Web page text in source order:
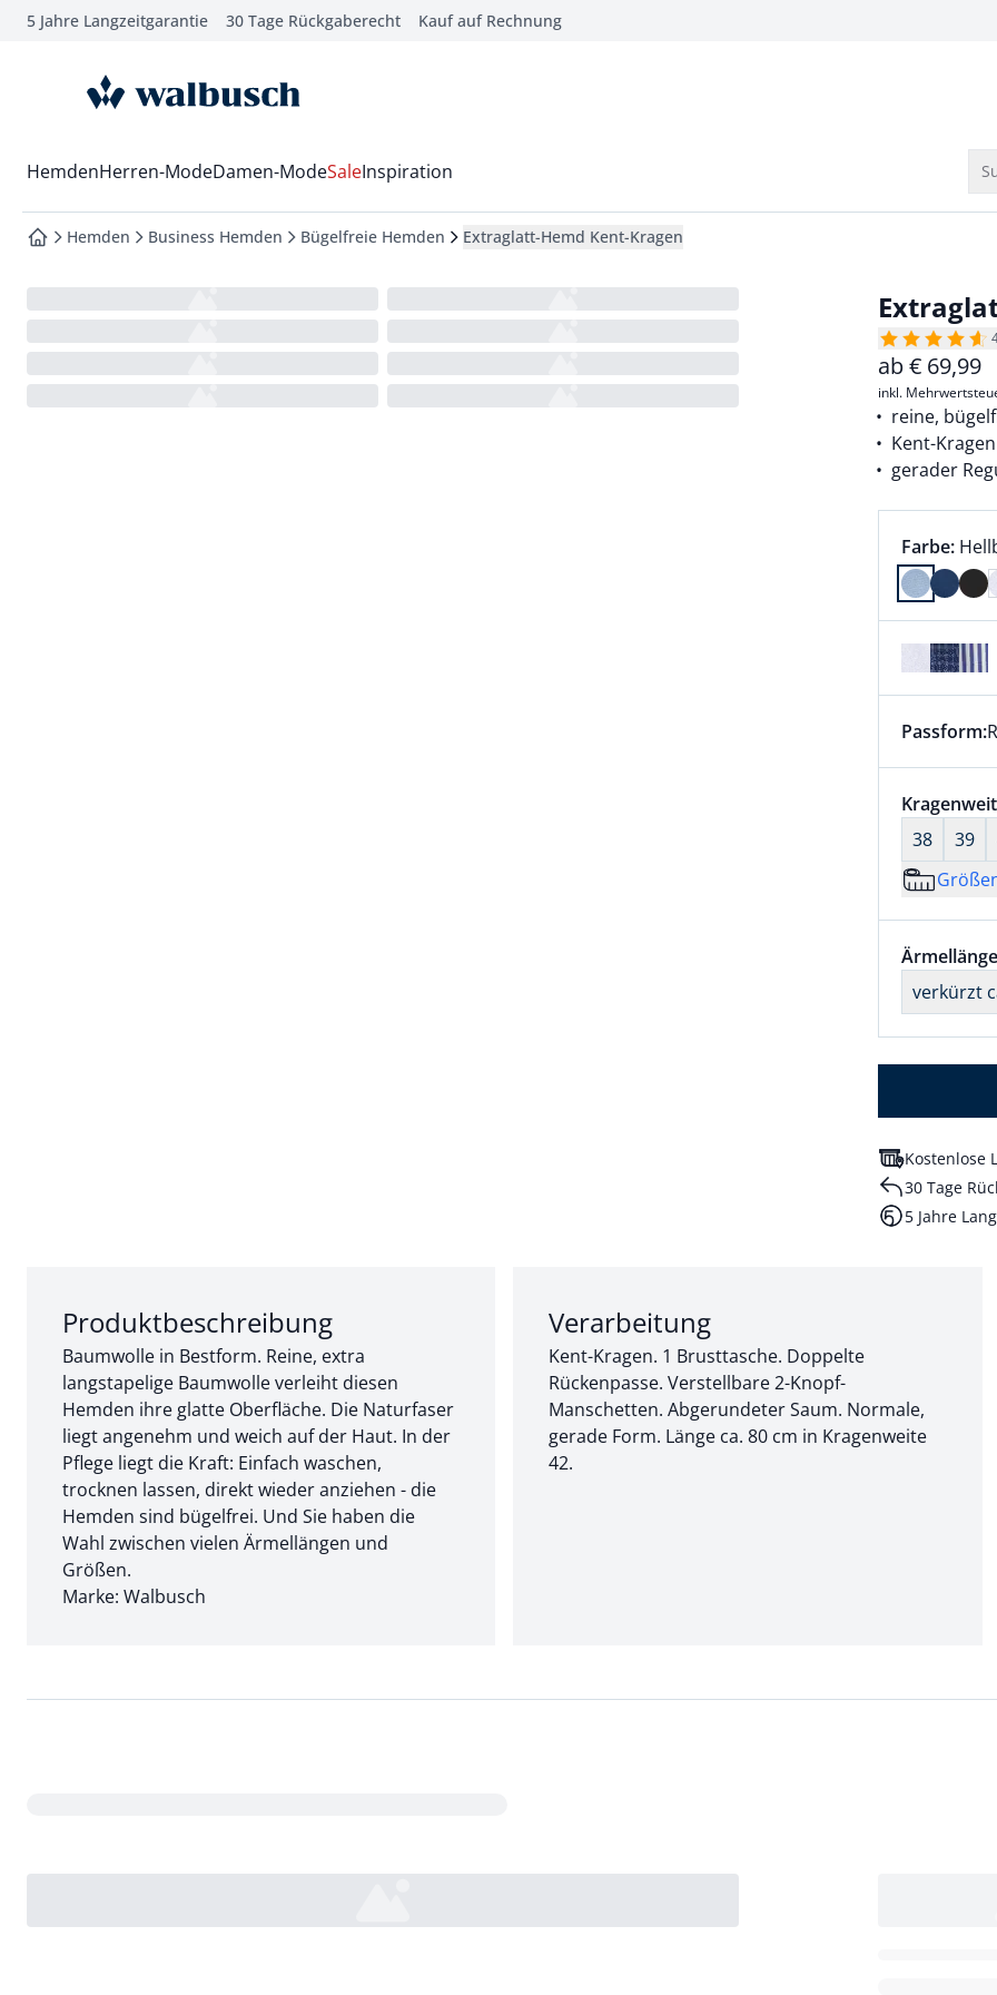
springen
springen
springen
5 Jahre Langzeitgarantie 30 Tage Rückgaberecht Kauf auf Rechnung
zur Startseite
Wechsel in das Menü mit Pfeil-Runter Taste
HemdenHerren-ModeDamen-ModeSaleInspiration
zur Startseite
Hemden Business Hemden Bügelfreie Hemden Extraglatt-Hemd Kent-Kragen
ab€ 69,99
inkl.
reine,
Kent-Kragen
gerader
Farbe:
Farbe
Dieser
Passform:
38
39
verkürzt
Kostenlose
30 Tage
5 Jahre
Abschnitt 1 von 3:
Produktbeschreibung
Baumwolle in Bestform. Reine, extra
langstapelige Baumwolle verleiht diesen
Hemden ihre glatte Oberfläche. Die Naturfaser
liegt angenehm und weich auf der Haut. In der
Pflege liegt die Kraft: Einfach waschen,
trocknen lassen, direkt wieder anziehen - die
Hemden sind bügelfrei. Und Sie haben die
Wahl zwischen vielen Ärmellängen und
Größen.
Marke: Walbusch
Abschnitt 2 von 3:
Verarbeitung
Kent-Kragen. 1 Brusttasche. Doppelte
Rückenpasse. Verstellbare 2-Knopf-
Manschetten. Abgerundeter Saum. Normale,
gerade Form. Länge ca. 80 cm in Kragenweite
42.